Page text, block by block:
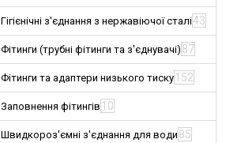
Гігієнічні з'єднання з нержавіючої сталі43
Фітинги (трубні фітинги та з'єднувачі) 87
Фітинги та адаптери низького тиску 152
Заповнення фітингів 10
Швидкороз'ємні з'єднання для води 85